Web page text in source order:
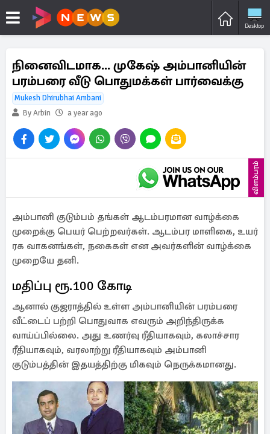
Desktop
நினைவிடமாக... முகேஷ் அம்பானியின்
பரம்பரை வீடு பொதுமக்கள் பார்வைக்கு
Mukesh Dhirubhai Ambani
By Arbin
a year ago
விளம்பரம்
அம்பானி குடும்பம் தங்கள் ஆடம்பரமான வாழ்க்கை
முறைக்கு பெயர் பெற்றவர்கள். ஆடம்பர மாளிகை, உயர்
ரக வாகனங்கள், நகைகள் என அவர்களின் வாழ்க்கை
முறையே தனி.
மதிப்பு ரூ.100 கோடி
ஆனால் குஜராத்தில் உள்ள அம்பானியின் பரம்பரை
வீட்டைப் பற்றி பொதுவாக எவரும் அறிந்திருக்க
வாய்ப்பில்லை. அது உணர்வு ரீதியாகவும், கலாச்சார
ரீதியாகவும், வரலாற்று ரீதியாகவும் அம்பானி
குடும்பத்தின் இதயத்திற்கு மிகவும் நெருக்கமானது.